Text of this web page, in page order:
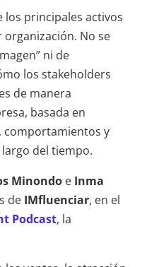
los principales activos
No se
ni de
los stakeholders
de manera
basada en
comportamientos y
del tiempo.
Minondoe Inma
de IMfluenciar, en el
Podcast, la